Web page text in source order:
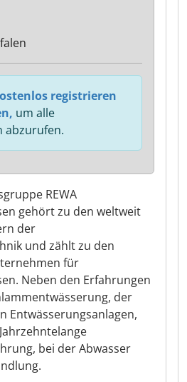
REWA
gehört zu den weltweit
der
und zählt zu den
für
Neben den Erfahrungen
der
Entwässerungsanlagen,
bei der Abwasser
registrieren
um alle
abzurufen.